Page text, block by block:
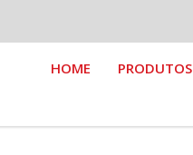
HOME PRODUTOS